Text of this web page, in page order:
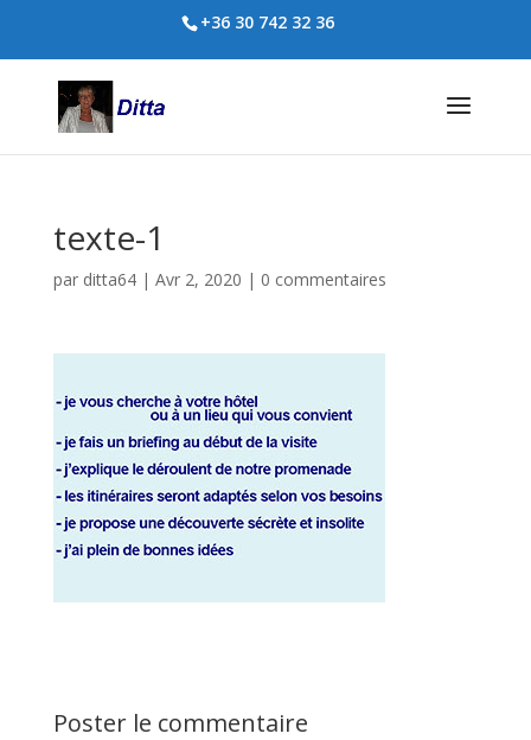
+36 30 742 32 36
texte-1
par ditta64| Avr 2, 2020 | 0 commentaires
Poster le commentaire